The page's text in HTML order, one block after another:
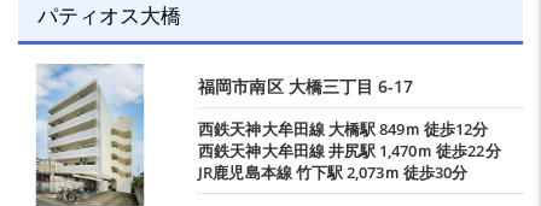
パティオス大橋
福岡市南区 大橋三丁目 6-17
西鉄天神大牟田線大橋駅849ｍ 徒歩12分
西鉄天神大牟田線井尻駅1,470ｍ 徒歩22分
JR鹿児島本線竹下駅2,073ｍ 徒歩30分